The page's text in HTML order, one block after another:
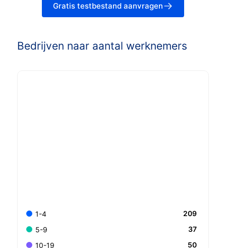
Gratis testbestand aanvragen
Bedrijven naar aantal werknemers
1-4
209
5-9
37
10-19
50